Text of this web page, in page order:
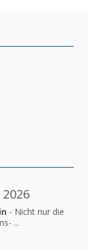
- Nicht nur die
...